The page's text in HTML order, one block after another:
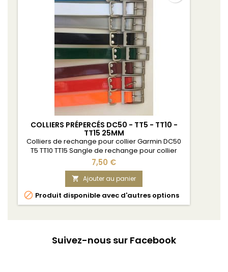
COLLIERS PRÉPERCÉS DC50 - TT5 - TT10 -
TT15 25MM
Colliers de rechange pour collier Garmin DC50
T5 TT10 TT15 Sangle de rechange pour collier
Garmin DC50 T5 TT10 TT15 Fluo TPU US Biothane 25
mm - Boucle renforcée - Trous prépercés
7,50 €
 Ajouter au panier
 Produit disponible avec d'autres options
Suivez-nous sur Facebook